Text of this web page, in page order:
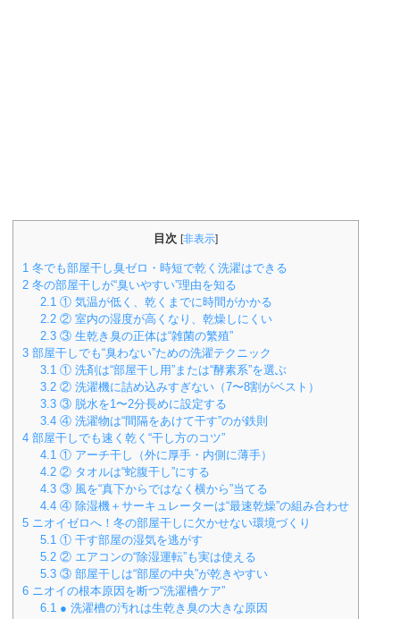
目次 [非表示]
1 冬でも部屋干し臭ゼロ・時短で乾く洗濯はできる
2 冬の部屋干しが“臭いやすい”理由を知る
2.1 ① 気温が低く、乾くまでに時間がかかる
2.2 ② 室内の湿度が高くなり、乾燥しにくい
2.3 ③ 生乾き臭の正体は“雑菌の繁殖”
3 部屋干しでも“臭わない”ための洗濯テクニック
3.1 ① 洗剤は“部屋干し用”または“酵素系”を選ぶ
3.2 ② 洗濯機に詰め込みすぎない（7〜8割がベスト）
3.3 ③ 脱水を1〜2分長めに設定する
3.4 ④ 洗濯物は“間隔をあけて干す”のが鉄則
4 部屋干しでも速く乾く“干し方のコツ”
4.1 ① アーチ干し（外に厚手・内側に薄手）
4.2 ② タオルは“蛇腹干し”にする
4.3 ③ 風を“真下からではなく横から”当てる
4.4 ④ 除湿機＋サーキュレーターは“最速乾燥”の組み合わせ
5 ニオイゼロへ！冬の部屋干しに欠かせない環境づくり
5.1 ① 干す部屋の湿気を逃がす
5.2 ② エアコンの“除湿運転”も実は使える
5.3 ③ 部屋干しは“部屋の中央”が乾きやすい
6 ニオイの根本原因を断つ“洗濯槽ケア”
6.1 ● 洗濯槽の汚れは生乾き臭の大きな原因